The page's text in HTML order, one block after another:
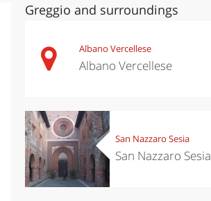
TOSCANA
UMBRIA
VALLE D'AOSTA
VENETO
Greggio and surroundings
Albano Vercellese
Albano Vercellese
San Nazzaro Sesia
San Nazzaro Sesia